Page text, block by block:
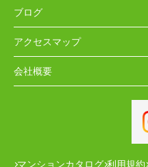
ブログ
アクセスマップ
会社概要
マンションカタログ 利用規約